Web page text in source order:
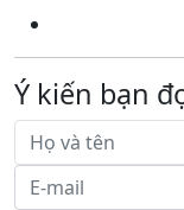
Ý kiến bạn